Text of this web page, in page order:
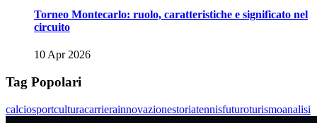
Torneo Montecarlo: ruolo, caratteristiche e significato nel
circuito
10 Apr 2026
Tag Popolari
calciosportculturacarrierainnovazionestoriatennisfuturoturismoanalisi